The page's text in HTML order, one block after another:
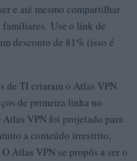
e até mesmo compartilhar
familiares. Use o link de
desconto de 81% (isso é
de TI criaram o Atlas VPN
de primeira linha no
VPN foi projetado para
a conteúdo irrestrito,
Atlas VPN se propôs a ser o